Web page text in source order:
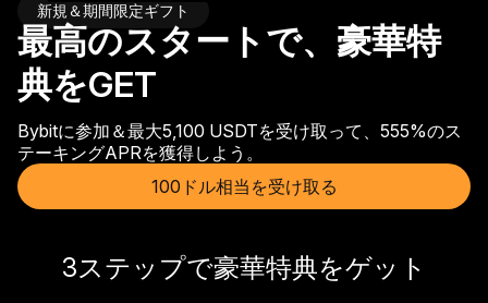
新規＆期間限定ギフト
最高のスタートで、豪華特
典をGET
Bybitに参加＆最大5,100 USDTを受け取って、555%のス
テーキングAPRを獲得しよう。
100ドル相当を受け取る
3ステップで豪華特典をゲット